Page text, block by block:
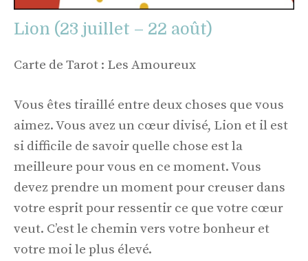
Lion (23 juillet – 22 août)
Carte de Tarot : Les Amoureux
Vous êtes tiraillé entre deux choses que vous
aimez. Vous avez un cœur divisé, Lion et il est
si difficile de savoir quelle chose est la
meilleure pour vous en ce moment. Vous
devez prendre un moment pour creuser dans
votre esprit pour ressentir ce que votre cœur
veut. C’est le chemin vers votre bonheur et
votre moi le plus élevé.